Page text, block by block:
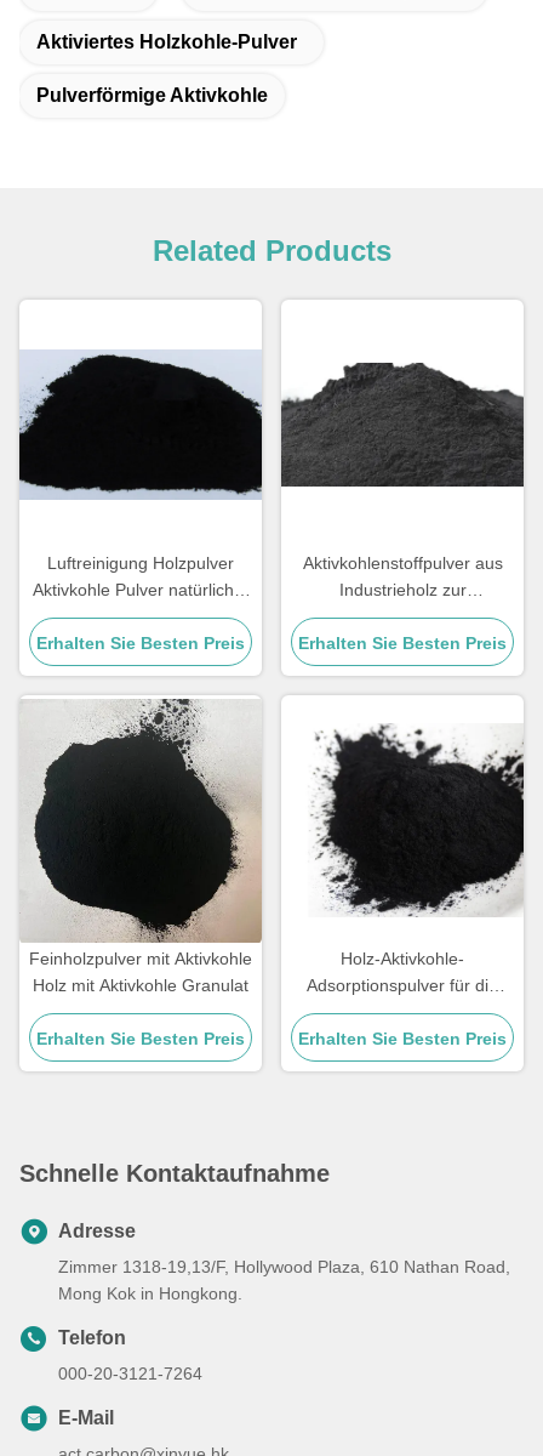
Aktiviertes Holzkohle-Pulver
Pulverförmige Aktivkohle
Related Products
Luftreinigung Holzpulver
Aktivkohle Pulver natürlicher
Geruchsabbau
Erhalten Sie Besten Preis
Aktivkohlenstoffpulver aus
Industrieholz zur
Wasserfiltration
Erhalten Sie Besten Preis
Feinholzpulver mit Aktivkohle
Holz mit Aktivkohle Granulat
Erhalten Sie Besten Preis
Holz-Aktivkohle-
Adsorptionspulver für die
Industrie zur
Abwasserbehandlung
Erhalten Sie Besten Preis
Schnelle Kontaktaufnahme
Adresse
Zimmer 1318-19,13/F, Hollywood Plaza, 610 Nathan Road,
Mong Kok in Hongkong.
Telefon
000-20-3121-7264
E-Mail